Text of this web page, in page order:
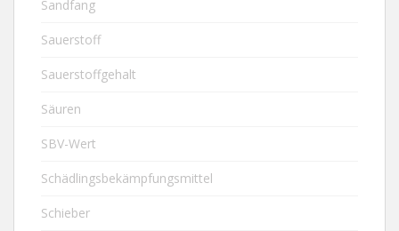
Sandfang
Sauerstoff
Sauerstoffgehalt
Säuren
SBV-Wert
Schädlingsbekämpfungsmittel
Schieber